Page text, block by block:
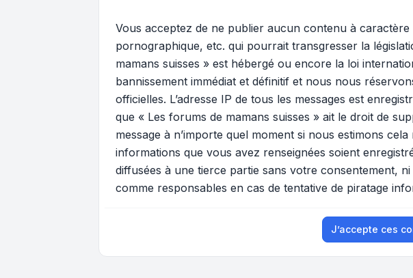
Vous acceptez de ne publier aucun contenu à
pornographique, etc. qui pourrait transgresser la
mamans suisses » est hébergé ou encore la loi
bannissement immédiat et définitif et nous nous
officielles. L’adresse IP de tous les messages est
que « Les forums de mamans suisses » ait le droit de
message à n’importe quel moment si nous estimons
informations que vous avez renseignées soient
diffusées à une tierce partie sans votre consentement,
comme responsables en cas de tentative de piratage
J’accepte ces